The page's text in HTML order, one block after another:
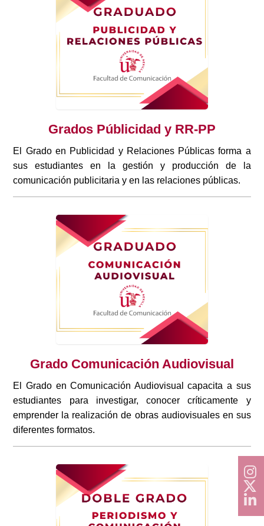
Grados Públicidad y RR-PP
El Grado en Publicidad y Relaciones Públicas forma a
sus estudiantes en la gestión y producción de la
comunicación publicitaria y en las relaciones públicas.
Grado Comunicación Audiovisual
El Grado en Comunicación Audiovisual capacita a sus
estudiantes para investigar, conocer críticamente y
emprender la realización de obras audiovisuales en sus
diferentes formatos.